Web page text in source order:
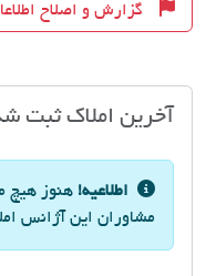
گزارش و اصلاح
آخرین املاک ثبت
اطلاعیه! هنوز هیچ
مشاوران این آژانس